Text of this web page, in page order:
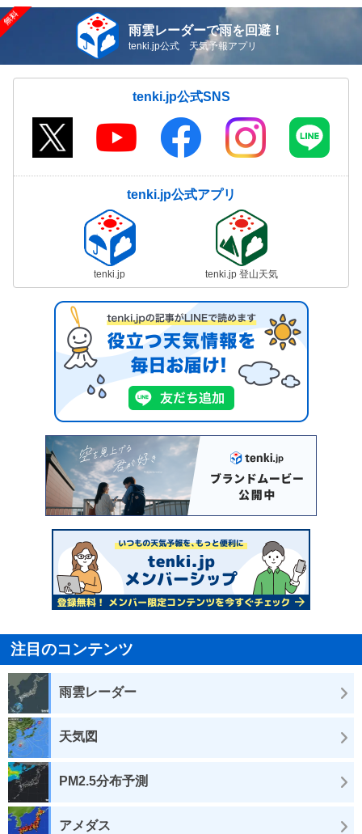
雨雲レーダーで雨を回避！
tenki.jp公式 天気予報アプリ
tenki.jp公式SNS
tenki.jp公式アプリ
tenki.jp tenki.jp 登山天気
注目のコンテンツ
雨雲レーダー
天気図
PM2.5分布予測
アメダス